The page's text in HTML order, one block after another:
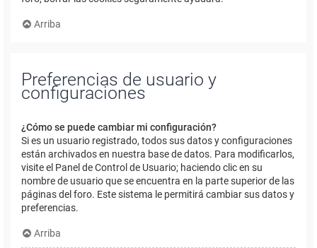
Arriba
Preferencias de usuario y
configuraciones
¿Cómo se puede cambiar mi configuración?
Si es un usuario registrado, todos sus datos y configuraciones
están archivados en nuestra base de datos. Para modificarlos,
visite el Panel de Control de Usuario; haciendo clic en su
nombre de usuario que se encuentra en la parte superior de las
páginas del foro. Este sistema le permitirá cambiar sus datos y
preferencias.
Arriba